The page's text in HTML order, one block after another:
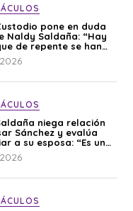
pone en duda
Naldy Saldaña: “Hay
de repente se han
niega relación
Sánchez y evalúa
a su esposa: “Es una